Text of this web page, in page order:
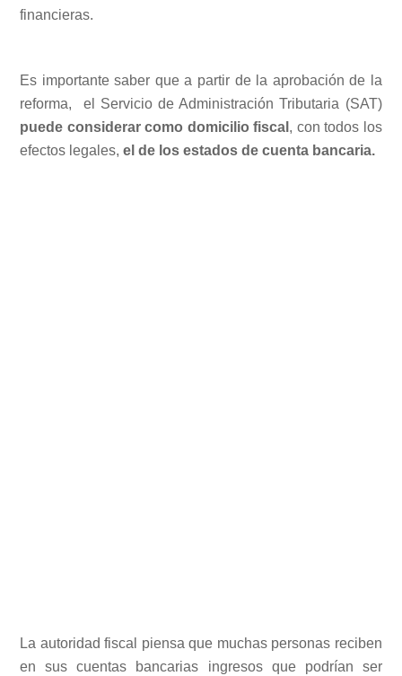
financieras.
Es importante saber que a partir de la aprobación de la
reforma, el Servicio de Administración Tributaria (SAT)
puede considerar como domicilio fiscal , con todos los
efectos legales,el de los estados de cuenta bancaria.
La autoridad fiscal piensa que muchas personas reciben
en sus cuentas bancarias ingresos que podrían ser